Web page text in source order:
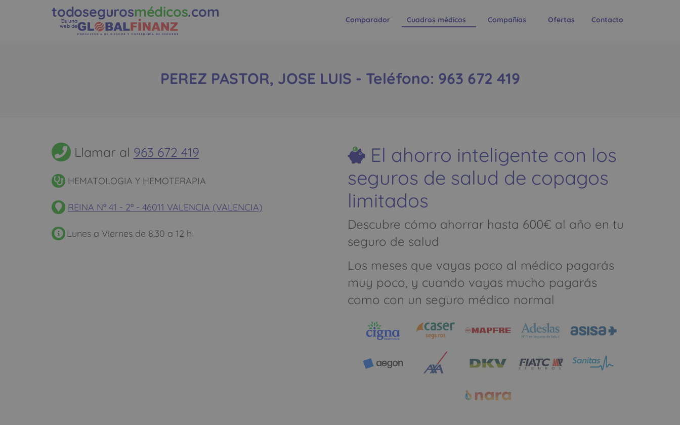
todosegurosmédicos.com
Es una
web de
Comparador Cuadros médicos Compañías Ofertas Contacto
PEREZ PASTOR, JOSE LUIS - Teléfono: 963 672 419
Llamar al 963 672 419
HEMATOLOGIA Y HEMOTERAPIA
REINA Nº 41 - 2ª - 46011 VALENCIA (VALENCIA)
Lunes a Viernes de 8.30 a 12 h
El ahorro inteligente con los
seguros de salud de copagos
limitados
Descubre cómo ahorrar hasta 600€ al año en tu
seguro de salud
Los meses que vayas poco al médico pagarás
muy poco, y cuando vayas mucho pagarás
como con un seguro médico normal